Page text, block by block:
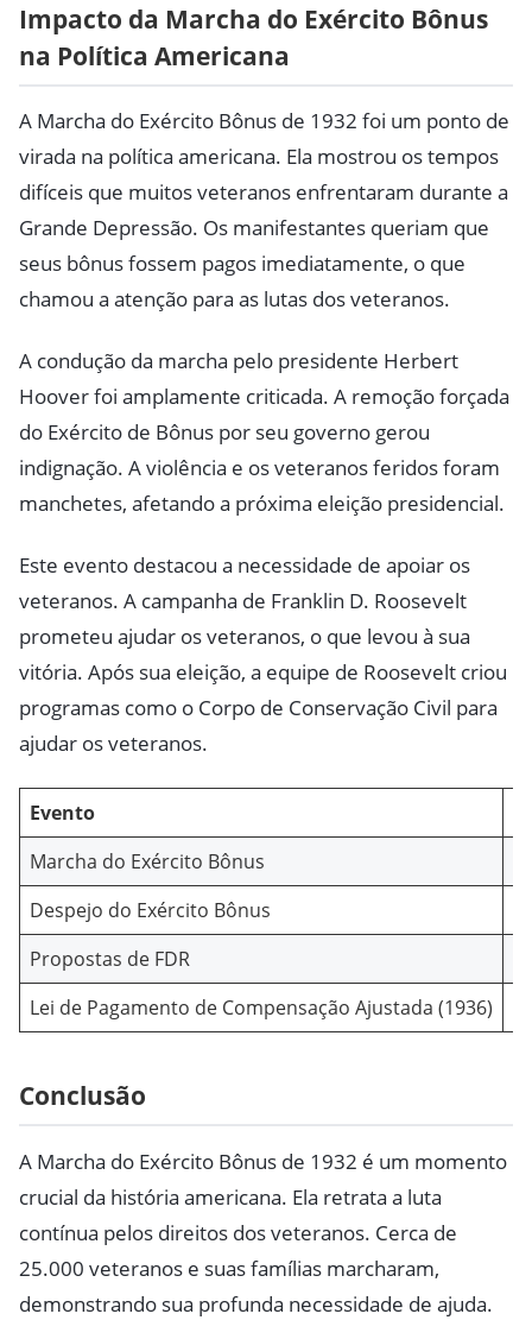
Impacto da Marcha do Exército Bônus
na Política Americana
A Marcha do Exército Bônus de 1932 foi um ponto de
virada na política americana. Ela mostrou os tempos
difíceis que muitos veteranos enfrentaram durante a
Grande Depressão. Os manifestantes queriam que
seus bônus fossem pagos imediatamente, o que
chamou a atenção para as lutas dos veteranos.
A condução da marcha pelo presidente Herbert
Hoover foi amplamente criticada. A remoção forçada
do Exército de Bônus por seu governo gerou
indignação. A violência e os veteranos feridos foram
manchetes, afetando a próxima eleição presidencial.
Este evento destacou a necessidade de apoiar os
veteranos. A campanha de Franklin D. Roosevelt
prometeu ajudar os veteranos, o que levou à sua
vitória. Após sua eleição, a equipe de Roosevelt criou
programas como o Corpo de Conservação Civil para
ajudar os veteranos.
Evento
Marcha do Exército Bônus
Despejo do Exército Bônus
Propostas de FDR
Lei de Pagamento de Compensação Ajustada (1936)
Conclusão
A Marcha do Exército Bônus de 1932 é um momento
crucial da história americana. Ela retrata a luta
contínua pelos direitos dos veteranos. Cerca de
25.000 veteranos e suas famílias marcharam,
demonstrando sua profunda necessidade de ajuda.